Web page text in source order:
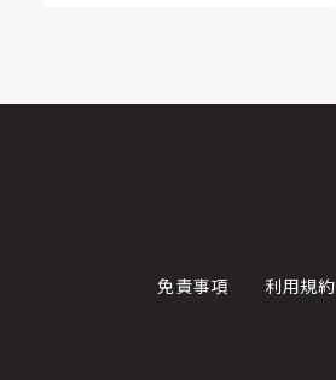
免責事項 利用規約